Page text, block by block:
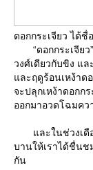
ดอกกระเจียว ได้
“ดอกกระเจียว”
วงศ์เดียวกับขิง แ
ละฤดูร้อนเหง้าดอ
จะปลุกเหง้าดอกก
ออกมาอวดโฉมค
ละในช่วงเดือน
บานให้เราได้ชื่น
กัน